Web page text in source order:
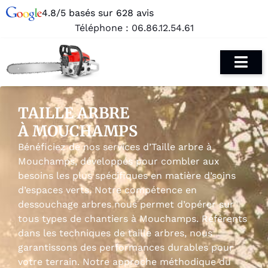
4.8/5 basés sur 628 avis
Téléphone : 06.86.12.54.61
TAILLE ARBRE
À MOUCHAMPS
Bénéficiez de nos services d’Taille arbre à
Mouchamps, développés pour combler aux
besoins les plus spécifiques en matière d’soins
d’espaces verts. Notre compétence en
dessouchage arbres nous permet d’opérer sur
tous types de chantiers à Mouchamps. Référents
dans les techniques de taille arbres, nous
garantissons des performances durables pour
votre terrain. Notre approche méthodique du